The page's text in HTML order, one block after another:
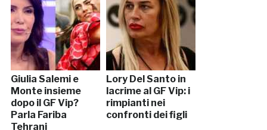
Giulia Salemi e
Monte insieme
dopo il GF Vip?
Parla Fariba
Tehrani
Lory Del Santo in
lacrime al GF Vip: i
rimpianti nei
confronti dei figli